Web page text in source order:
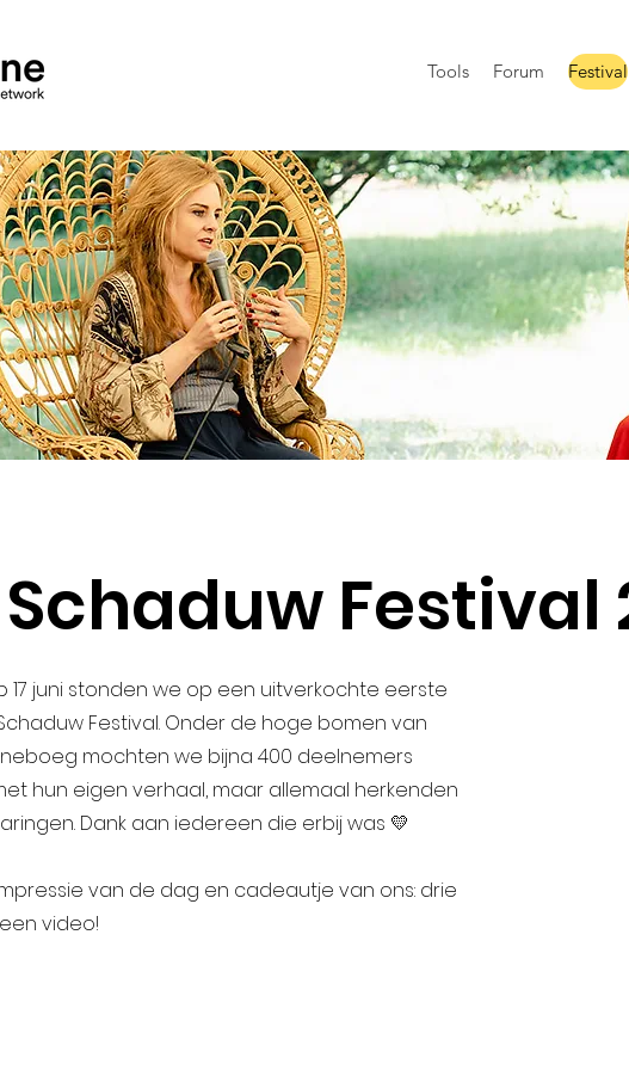
Tools Forum Festival
Festival
17 juni stonden we op een uitverkochte eerste
Festival. Onder de hoge bomen van
mochten we bijna 400 deelnemers
hun eigen verhaal, maar allemaal herkenden
Dank aan iedereen die erbij was 💛
van de dag en cadeautje van ons: drie
video!